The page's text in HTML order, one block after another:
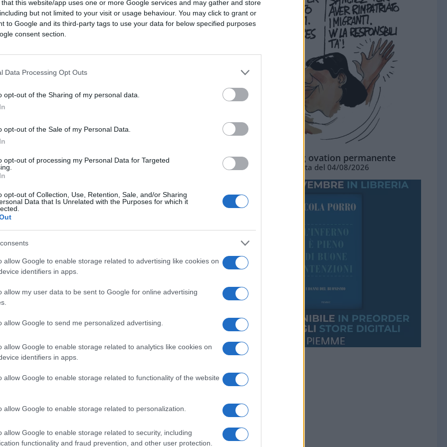
that this website/app uses one or more Google services and may gather and store
but not limited to your visit or usage behaviour. You may click to grant or
to Google and its third-party tags to use your data for below specified purposes
consent section.
Data Processing Opt Outs
opt-out of the Sharing of my personal data.
opt-out of the Sale of my Personal Data.
opt-out of processing my Personal Data for Targeted
opt-out of Collection, Use, Retention, Sale, and/or Sharing
Data that Is Unrelated with the Purposes for which it
allow Google to enable storage related to advertising like cookies on
identifiers in apps.
allow my user data to be sent to Google for online advertising
allow Google to send me personalized advertising.
allow Google to enable storage related to analytics like cookies on
identifiers in apps.
allow Google to enable storage related to functionality of the website
allow Google to enable storage related to personalization.
allow Google to enable storage related to security, including
functionality and fraud prevention, and other user protection.
a trazione SI e un Centro (come
il Sud Italia. Regioni storicamente
hanno consegnato a Fratelli d’Italia e
alle regionali)hanno votato
più delle rosse Emilia Romagna e
deve spingere la maggioranza di
cambiamento inatteso.
Qui il No ha sfiorato il 68%, con una
il NO. Dati analoghi arrivano dalla
parte del Meridione, dove l’affluenza,
muro compatto contro la separazione
i due CSM distinti e la nuova Corte
hanno premiato la destra orabocciano
Meloni.Dunque il voto appare più di
La standing ovation permanente
Vignetta del 04/08/2026